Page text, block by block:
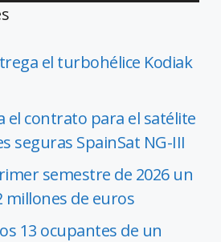
el turbohélice Kodiak
el contrato para el satélite
seguras SpainSat NG-III
semestre de 2026 un
millones de euros
13 ocupantes de un